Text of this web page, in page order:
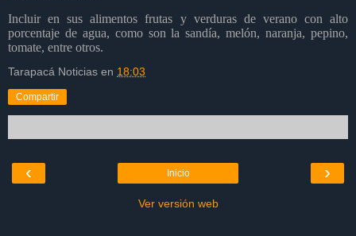
Incluir en sus alimentos frutas y verduras de verano con alto
porcentaje de agua, como son la sandía, melón, naranja, pepino,
tomate, entre otros.
Tarapacá Noticias en 18:03
Compartir
‹ ›
Inicio
Ver versión web